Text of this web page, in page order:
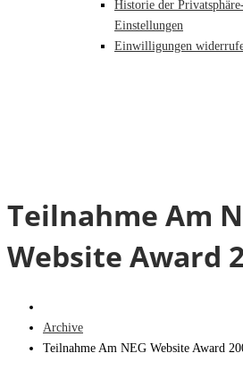
Historie der
Einstellungen
Einwilligungen
Teilnahme Am
Website Award
Archive
Teilnahme Am NEG Website Award